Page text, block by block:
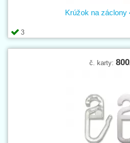
3
Krúžok na záclony
č. karty: